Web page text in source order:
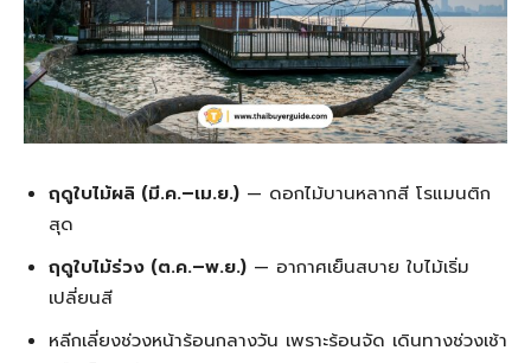
ฤดูใบไม้ผลิ (มี.ค.–เม.ย.) — ดอกไม้บานหลากสี โรแมนติก
สุด
ฤดูใบไม้ร่วง (ต.ค.–พ.ย.) — อากาศเย็นสบาย ใบไม้เริ่ม
เปลี่ยนสี
หลีกเลี่ยงช่วงหน้าร้อนกลางวัน เพราะร้อนจัด เดินทางช่วงเช้า